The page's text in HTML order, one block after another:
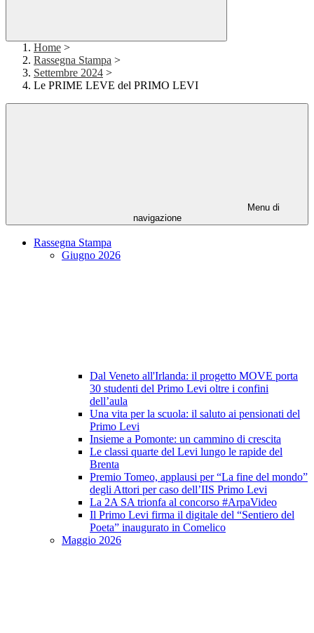
Home >
Rassegna Stampa >
Settembre 2024 >
Le PRIME LEVE del PRIMO LEVI
Menu di
navigazione
Rassegna Stampa
Giugno 2026
Dal Veneto all'Irlanda: il progetto MOVE porta
30 studenti del Primo Levi oltre i confini
dell’aula
Una vita per la scuola: il saluto ai pensionati del
Primo Levi
Insieme a Pomonte: un cammino di crescita
Le classi quarte del Levi lungo le rapide del
Brenta
Premio Tomeo, applausi per “La fine del mondo”
degli Attori per caso dell’IIS Primo Levi
La 2A SA trionfa al concorso #ArpaVideo
Il Primo Levi firma il digitale del “Sentiero del
Poeta” inaugurato in Comelico
Maggio 2026